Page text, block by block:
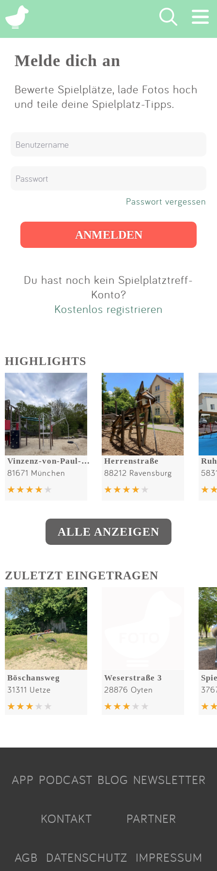
×
Suchen
Eintragen
App
Impressum
Melde dich an
Bewerte Spielplätze, lade Fotos hoch
und teile deine Spielplatz-Tipps.
Passwort vergessen
Du hast noch kein Spielplatztreff-
Konto?
Kostenlos registrieren
HIGHLIGHTS
Vinzenz-von-Paul-Straße
81671 München
Herrenstraße
88212 Ravensburg
ALLE ANZEIGEN
ZULETZT EINGETRAGEN
Böschansweg
31311 Uetze
Weserstraße 3
28876 Oyten
APP PODCAST BLOG NEWSLETTER
KONTAKT PARTNER
AGB DATENSCHUTZ IMPRESSUM